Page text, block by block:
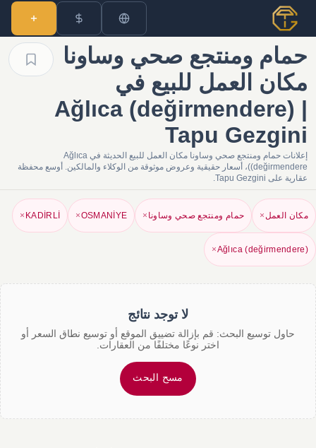
حمام ومنتجع صحي وساونا
مكان العمل للبيع في
Ağlıca (değirmendere) |
Tapu Gezgini
إعلانات حمام ومنتجع صحي وساونا مكان العمل للبيع الحديثة في Ağlıca
(değirmendere)، أسعار حقيقية وعروض موثوقة من الوكلاء والمالكين. أوسع محفظة
عقارية على Tapu Gezgini.
مكان العمل× حمام ومنتجع صحي وساونا ×
OSMANİYE
×
KADİRLİ
×
Ağlıca (değirmendere)
×
لا توجد نتائج
حاول توسيع البحث: قم بإزالة تضييق الموقع أو توسيع نطاق السعر أو
اختر نوعًا مختلفًا من العقارات.
مسح البحث